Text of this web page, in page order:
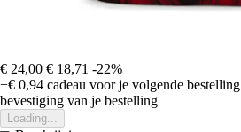
€ 24,00 € 18,71 -22%
+€ 0,94 cadeau voor je volgende bestelling
bevestiging van je bestelling
Loading...